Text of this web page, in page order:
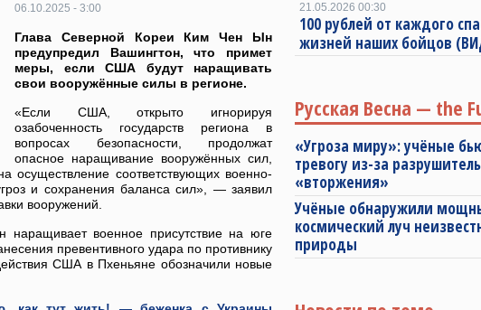
06.10.2025 - 3:00
Глава Северной Кореи Ким Чен Ын
предупредил Вашингтон, что примет
меры, если США будут наращивать
свои вооружённые силы в регионе.
«Если США, открыто игнорируя
озабоченность государств региона в
вопросах безопасности, продолжат
опасное наращивание вооружённых сил,
осуществление соответствующих военно-
и сохранения баланса сил», — заявил
вооружений.
наращивает военное присутствие на юге
превентивного удара по противнику
США в Пхеньяне обозначили новые
21.05.2026 00:30
100 рублей от каждого
жизней наших бойцов
Русская Весна — the
«Угроза миру»: учёные
тревогу из-за
«вторжения»
Учёные обнаружили
космический луч
природы